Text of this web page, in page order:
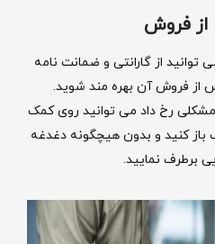
از فروش
توانید از گارانتی و ضمانت نامه
فروش آن بهره مند شوید.
مشکلی رخ داد می توانید روی کمک
باز کنید و بدون هیچگونه دغدغه
برطرف نمایید.